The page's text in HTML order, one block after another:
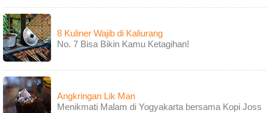
8 Kuliner Wajib di Kaliurang
No. 7 Bisa Bikin Kamu Ketagihan!
Angkringan Lik Man
Menikmati Malam di Yogyakarta bersama Kopi Joss